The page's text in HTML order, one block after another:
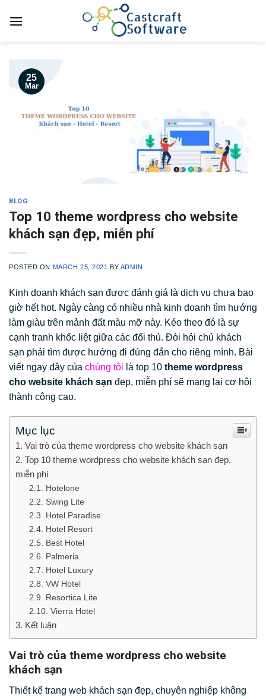
25
Mar
BLOG
Top 10 theme wordpress cho website
khách sạn đẹp, miễn phí
POSTED ON MARCH 25, 2021 BY ADMIN
Kinh doanh khách sạn được đánh giá là dịch vụ chưa bao
giờ hết hot. Ngày càng có nhiều nhà kinh doanh tìm hướng
làm giàu trên mảnh đất màu mỡ này. Kéo theo đó là sự
cạnh tranh khốc liệt giữa các đối thủ. Đòi hỏi chủ khách
sạn phải tìm được hướng đi đúng đắn cho riêng mình. Bài
viết ngay đây của chúng tôi là top 10 theme wordpress
cho website khách sạn đẹp, miễn phí sẽ mang lại cơ hội
thành công cao.
Mục lục
Vai trò của theme wordpress cho website khách sạn
Top 10 theme wordpress cho website khách sạn đẹp,
miễn phí
Hotelone
Swing Lite
Hotel Paradise
Hotel Resort
Best Hotel
Palmeria
Hotel Luxury
VW Hotel
Resortica Lite
Vierra Hotel
Kết luận
Vai trò của theme wordpress cho website
khách sạn
Thiết kế trang web khách sạn đẹp, chuyên nghiệp không